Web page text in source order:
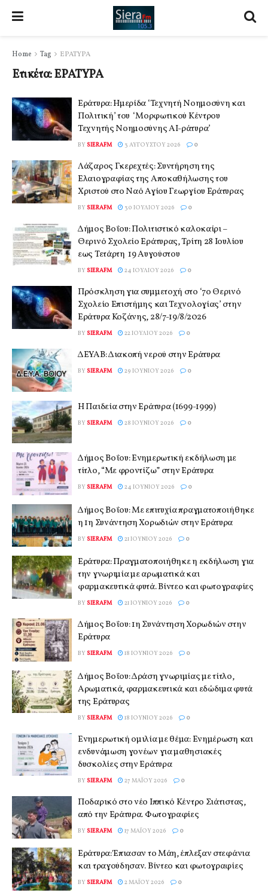
Home Tag ΕΡΑΤΥΡΑ
Ετικέτα:ΕΡΑΤΥΡΑ
Εράτυρα: Ημερίδα ‘Τεχνητή Νοημοσύνη και
Πολιτική’ του ‘Μορφωτικού Κέντρου
Τεχνητής Νοημοσύνης ΑΙ-ράτυρα’
BY SIERAFM 3 ΑΥΓΟΎΣΤΟΥ 2026 0
Λάζαρος Γκερεχτές: Συντήρηση της
Ελαιογραφίας της Αποκαθήλωσης του
Χριστού στο Ναό Αγίου Γεωργίου Εράτυρας
BY SIERAFM 30 ΙΟΥΛΊΟΥ 2026 0
Δήμος Βοΐου: Πολιτιστικό καλοκαίρι –
Θερινό Σχολείο Εράτυρας, Τρίτη 28 Ιουλίου
εως Τετάρτη 19 Αυγούστου
BY SIERAFM 24 ΙΟΥΛΊΟΥ 2026 0
Πρόσκληση για συμμετοχή στο ‘7ο Θερινό
Σχολείο Επιστήμης και Τεχνολογίας’ στην
Εράτυρα Κοζάνης, 28/7-19/8/2026
BY SIERAFM 22 ΙΟΥΛΊΟΥ 2026 0
ΔΕΥΑΒ: Διακοπή νερού στην Εράτυρα
BY SIERAFM 29 ΙΟΥΝΊΟΥ 2026 0
Η Παιδεία στην Εράτυρα (1699-1999)
BY SIERAFM 28 ΙΟΥΝΊΟΥ 2026 0
Δήμος Βοΐου: Ενημερωτική εκδήλωση με
τίτλο, “Με φροντίζω” στην Εράτυρα
BY SIERAFM 24 ΙΟΥΝΊΟΥ 2026 0
Δήμος Βοΐου: Με επιτυχία πραγματοποιήθηκε
η 1η Συνάντηση Χορωδιών στην Εράτυρα
BY SIERAFM 21 ΙΟΥΝΊΟΥ 2026 0
Εράτυρα: Πραγματοποιήθηκε η εκδήλωση για
την γνωριμία με αρωματικά και
φαρμακευτικά φυτά. Βίντεο και φωτογραφίες
BY SIERAFM 21 ΙΟΥΝΊΟΥ 2026 0
Δήμος Βοΐου: 1η Συνάντηση Χορωδιών στην
Εράτυρα
BY SIERAFM 18 ΙΟΥΝΊΟΥ 2026 0
Δήμος Βοΐου: Δράση γνωριμίας με τίτλο,
Αρωματικά, φαρμακευτικά και εδώδιμα φυτά
της Εράτυρας
BY SIERAFM 18 ΙΟΥΝΊΟΥ 2026 0
Ενημερωτική ομιλία με θέμα: Ενημέρωση και
ενδυνάμωση γονέων για μαθησιακές
δυσκολίες στην Εράτυρα
BY SIERAFM 27 ΜΑΪ́ΟΥ 2026 0
Ποδαρικό στο νέο Ιππικό Κέντρο Σιάτιστας,
από την Εράτυρα. Φωτογραφίες
BY SIERAFM 17 ΜΑΪ́ΟΥ 2026 0
Εράτυρα: Έπιασαν το Μάη, έπλεξαν στεφάνια
και τραγούδησαν. Βίντεο και φωτογραφίες
BY SIERAFM 2 ΜΑΪ́ΟΥ 2026 0